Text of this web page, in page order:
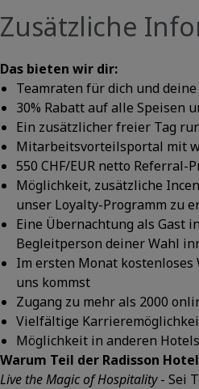
Zusätzliche
Das bieten wir dir:
Teamraten für dich und
30% Rabatt auf alle Speisen
Ein zusätzlicher freier Tag
Mitarbeitsvorteilsportal mit
550 CHF/EUR netto
Möglichkeit, zusätzliche
unser Loyalty-Programm zu
Eine Übernachtung als Gast
Begleitperson deiner Wahl
Im ersten Monat
uns kommst
Zugang zu mehr als 2000
Vielfältige
Möglichkeit in anderen
Warum Teil der Radisson
Live the Magic of Hospitality- Sei